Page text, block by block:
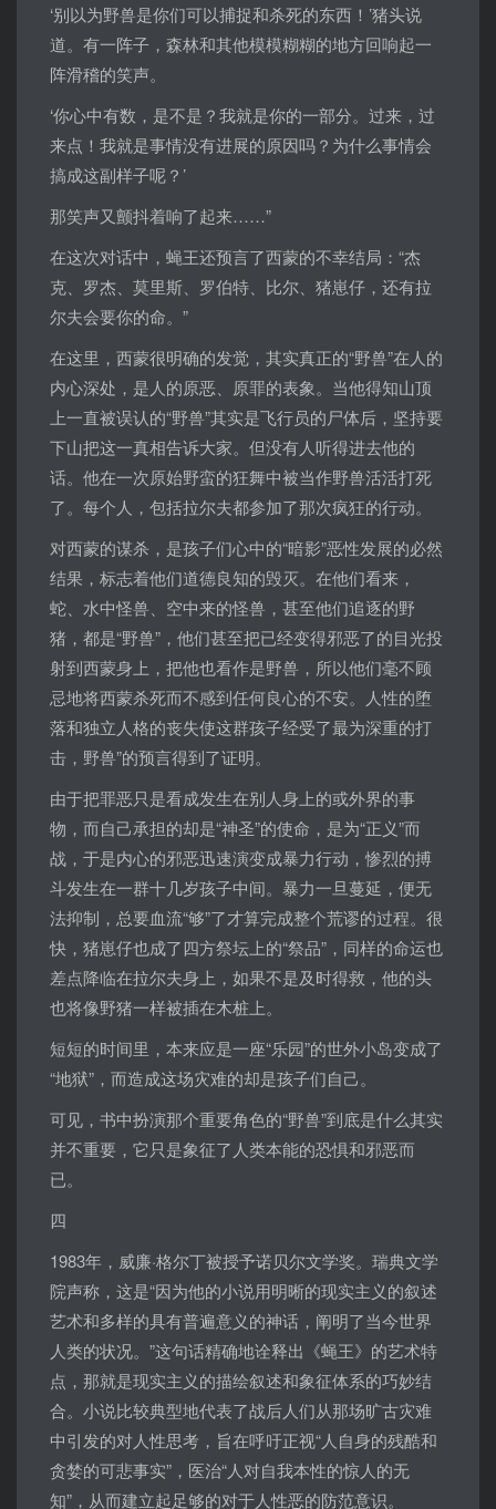
‘别以为野兽是你们可以捕捉和杀死的东西！’猪头说
道。有一阵子，森林和其他模模糊糊的地方回响起一
阵滑稽的笑声。
‘你心中有数，是不是？我就是你的一部分。过来，过
来点！我就是事情没有进展的原因吗？为什么事情会
搞成这副样子呢？’
那笑声又颤抖着响了起来……”
在这次对话中，蝇王还预言了西蒙的不幸结局：“杰
克、罗杰、莫里斯、罗伯特、比尔、猪崽仔，还有拉
尔夫会要你的命。”
在这里，西蒙很明确的发觉，其实真正的“野兽”在人的
内心深处，是人的原恶、原罪的表象。当他得知山顶
上一直被误认的“野兽”其实是飞行员的尸体后，坚持要
下山把这一真相告诉大家。但没有人听得进去他的
话。他在一次原始野蛮的狂舞中被当作野兽活活打死
了。每个人，包括拉尔夫都参加了那次疯狂的行动。
对西蒙的谋杀，是孩子们心中的“暗影”恶性发展的必然
结果，标志着他们道德良知的毁灭。在他们看来，
蛇、水中怪兽、空中来的怪兽，甚至他们追逐的野
猪，都是“野兽”，他们甚至把已经变得邪恶了的目光投
射到西蒙身上，把他也看作是野兽，所以他们毫不顾
忌地将西蒙杀死而不感到任何良心的不安。人性的堕
落和独立人格的丧失使这群孩子经受了最为深重的打
击，野兽”的预言得到了证明。
由于把罪恶只是看成发生在别人身上的或外界的事
物，而自己承担的却是“神圣”的使命，是为“正义”而
战，于是内心的邪恶迅速演变成暴力行动，惨烈的搏
斗发生在一群十几岁孩子中间。暴力一旦蔓延，便无
法抑制，总要血流“够”了才算完成整个荒谬的过程。很
快，猪崽仔也成了四方祭坛上的“祭品”，同样的命运也
差点降临在拉尔夫身上，如果不是及时得救，他的头
也将像野猪一样被插在木桩上。
短短的时间里，本来应是一座“乐园”的世外小岛变成了
“地狱”，而造成这场灾难的却是孩子们自己。
可见，书中扮演那个重要角色的“野兽”到底是什么其实
并不重要，它只是象征了人类本能的恐惧和邪恶而
已。
四
1983年，威廉·格尔丁被授予诺贝尔文学奖。瑞典文学
院声称，这是“因为他的小说用明晰的现实主义的叙述
艺术和多样的具有普遍意义的神话，阐明了当今世界
人类的状况。”这句话精确地诠释出《蝇王》的艺术特
点，那就是现实主义的描绘叙述和象征体系的巧妙结
合。小说比较典型地代表了战后人们从那场旷古灾难
中引发的对人性思考，旨在呼吁正视“人自身的残酷和
贪婪的可悲事实”，医治“人对自我本性的惊人的无
知”，从而建立起足够的对于人性恶的防范意识。